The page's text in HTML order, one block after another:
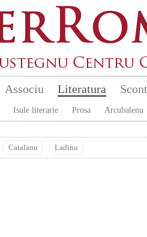
Associu Literatura
Isule literarie Prosa Arcubalenu
Catalanu Ladinu